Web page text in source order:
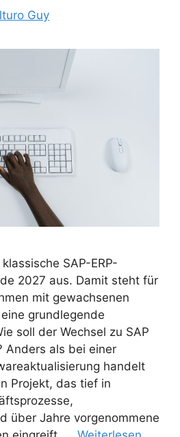
Guy
SAP-ERP-
2027 aus. Damit steht für
mit gewachsenen
grundlegende
soll der Wechsel zu SAP
Anders als bei einer
handelt
Projekt, das tief in
über Jahre vorgenommene